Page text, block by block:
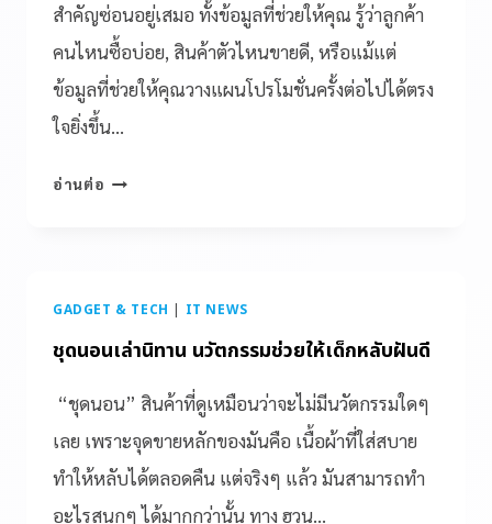
สำคัญซ่อนอยู่เสมอ ทั้งข้อมูลที่ช่วยให้คุณ รู้ว่าลูกค้า
คนไหนซื้อบ่อย, สินค้าตัวไหนขายดี, หรือแม้แต่
ข้อมูลที่ช่วยให้คุณวางแผนโปรโมชั่นครั้งต่อไปได้ตรง
ใจยิ่งขึ้น…
อ่านต่อ
GADGET & TECH | IT NEWS
ชุดนอนเล่านิทาน นวัตกรรมช่วยให้เด็กหลับฝันดี
“ชุดนอน” สินค้าที่ดูเหมือนว่าจะไม่มีนวัตกรรมใดๆ
เลย เพราะจุดขายหลักของมันคือ เนื้อผ้าที่ใส่สบาย
ทำให้หลับได้ตลอดคืน แต่จริงๆ แล้ว มันสามารถทำ
อะไรสนุกๆ ได้มากกว่านั้น ทาง ฮวน…